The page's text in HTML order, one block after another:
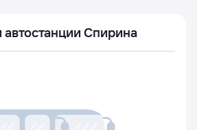
Спирина